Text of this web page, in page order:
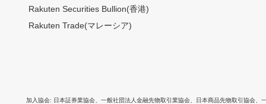
Rakuten Securities Bullion(香港)
Rakuten Trade(マレーシア)
加入協会 日本証券業協会 一般社団法人金融先物取引業協会 日本商品先物取引協会